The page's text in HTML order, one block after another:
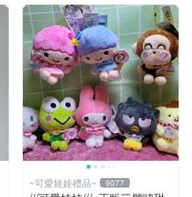
~可愛娃娃禮品~ 9077